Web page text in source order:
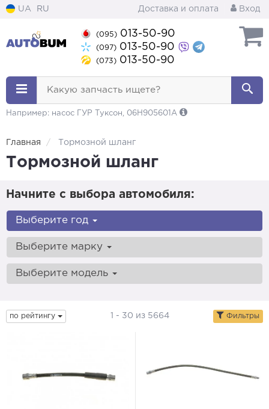
UA RU Доставка и оплата Вход
(095) 013-50-90
(097) 013-50-90
(073) 013-50-90
Какую запчасть ищете?
Например: насос ГУР Туксон, 06H905601A
Главная Тормозной шланг
Тормозной шланг
Начните с выбора автомобиля:
Выберите год
Выберите марку
Выберите модель
по рейтингу 1 - 30 из 5664 Фильтры